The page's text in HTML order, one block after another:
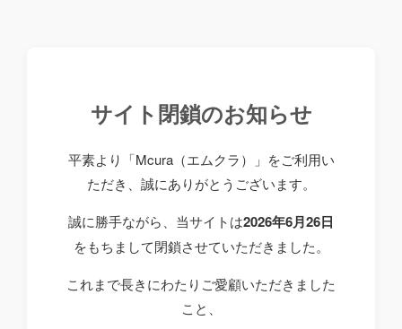
サイト閉鎖のお知らせ
平素より「Mcura（エムクラ）」をご利用い
ただき、誠にありがとうございます。
誠に勝手ながら、当サイトは2026年6月26日
をもちまして閉鎖させていただきました。
これまで長きにわたりご愛顧いただきました
こと、